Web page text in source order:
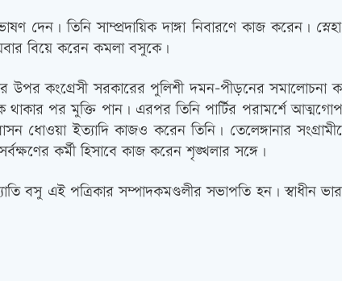
দেন। তিনি সাম্প্রদায়িক দাঙ্গা নিবারণে কাজ করেন।
বিয়ে করেন কমলা বসুকে।
উপর কংগ্রেসী সরকারের পুলিশী দমন-পীড়নের
পর মুক্তি পান। এরপর তিনি পার্টির পরামর্শে
ধোওয়া ইত্যাদি কাজও করেন তিনি। তেলেঙ্গানার
কর্মী হিসাবে কাজ করেন শৃঙ্খলার সঙ্গে।
বসু এই পত্রিকার সম্পাদকমণ্ডলীর সভাপতি হন। স্বাধীন